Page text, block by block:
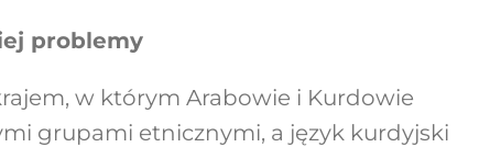
problemy
w którym Arabowie i Kurdowie
grupami etnicznymi, a język kurdyjski